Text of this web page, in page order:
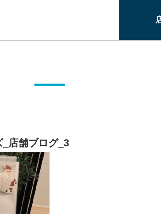
店舗ブログ_3